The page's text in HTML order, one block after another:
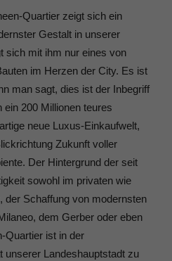
Quartier zeigt sich ein
Gestalt in unserer
sich mit ihm nur eines von
im Herzen der City. Es ist
man sagt, dies ist der Inbegriff
200 Millionen teures
neue Luxus-Einkaufwelt,
Zukunft voller
Der Hintergrund der seit
sowohl im privaten wie
der Schaffung von modernsten
dem Gerber oder eben
Quartier ist in der
unserer Landeshauptstadt zu